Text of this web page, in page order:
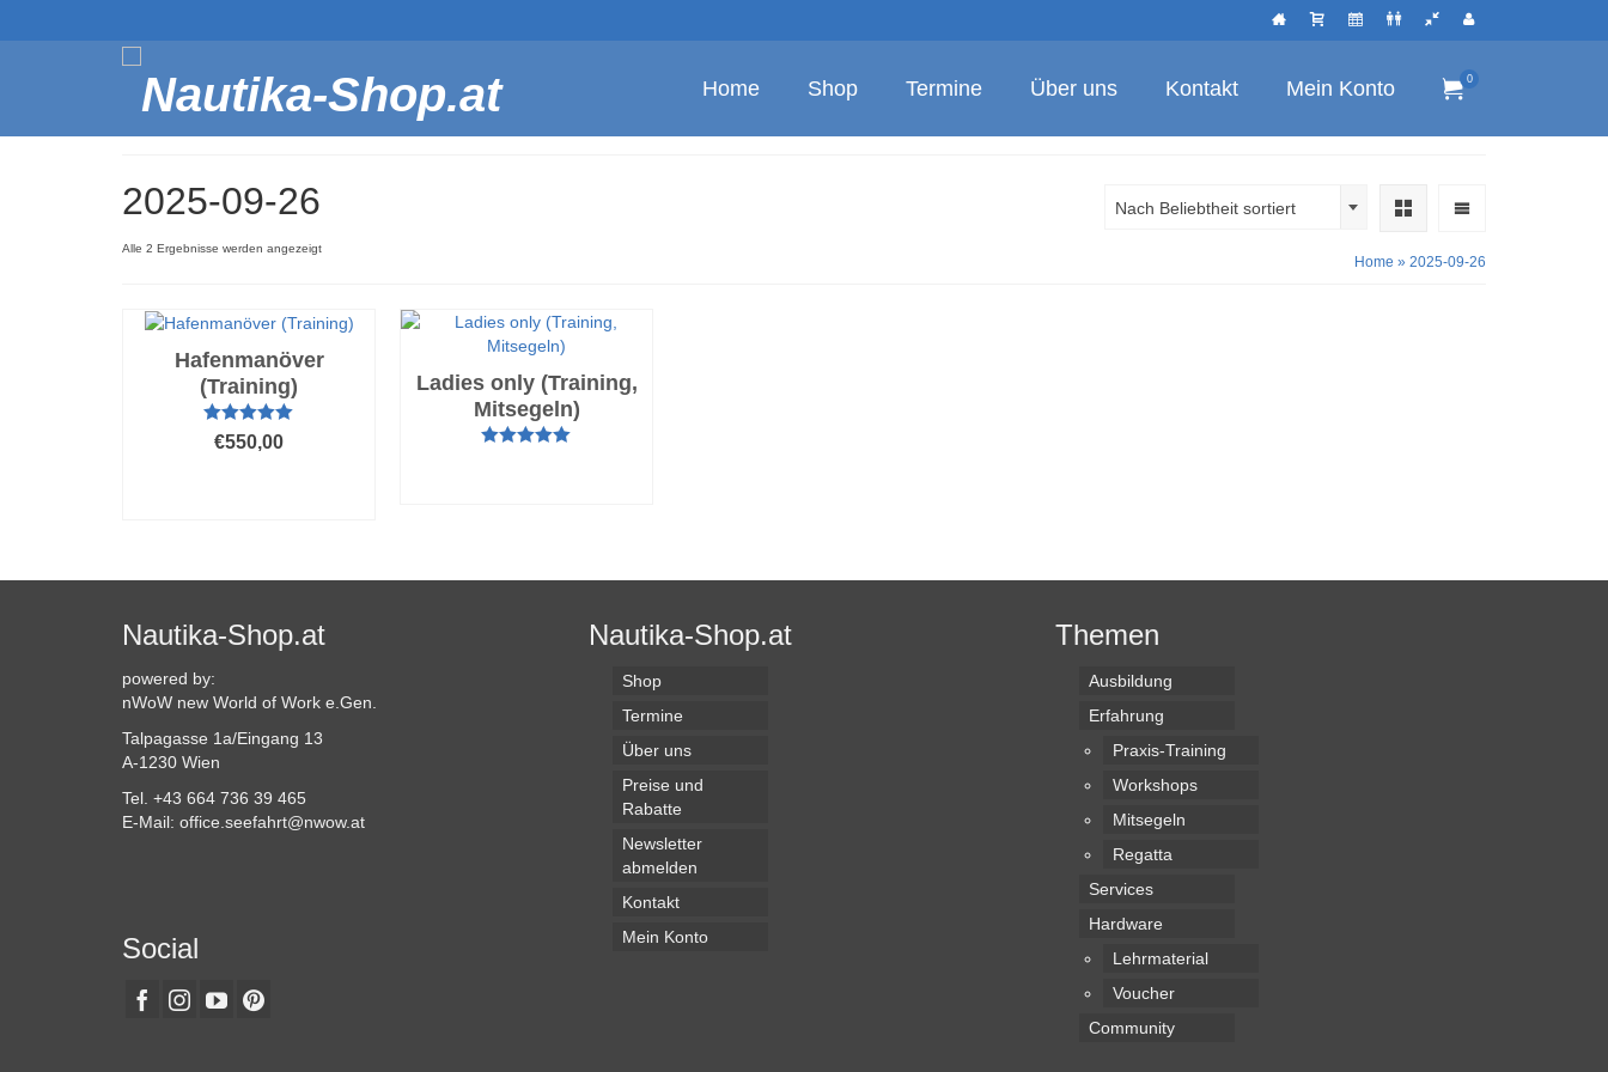
Home Shop Termine Über uns Kontakt Mein Konto 0
2025-09-26
Alle 2 Ergebnisse werden angezeigtNach
Nach Beliebtheit sortiert
Home » 2025-09-26
Hafenmanöver
(Training)
Bewertet mit
5.00von 5
€550,00
weist
Varianten
auf.
Optionen
auf
Produktseite
gewählt
Ladies only (Training,
Mitsegeln)
Nautika-Shop.at
powered by:
nWoW new World of Work e.Gen.
Talpagasse 1a/Eingang 13
A-1230 Wien
Tel. +43 664 736 39 465
E-Mail: office.seefahrt@nwow.at
Social
Nautika-Shop.at
Shop
Termine
Über uns
Preise und
Rabatte
Newsletter
abmelden
Kontakt
Mein Konto
Themen
Ausbildung
Erfahrung
Praxis-Training
Workshops
Mitsegeln
Regatta
Services
Hardware
Lehrmaterial
Voucher
Community